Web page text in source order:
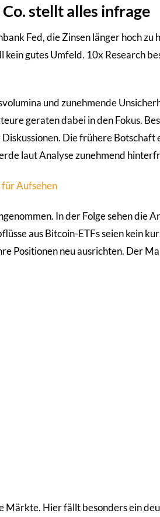
stellt alles infrage
Fed, die Zinsen länger hoch zu
gutes Umfeld. 10x Research
und zunehmende
geraten dabei in den Fokus.
Die frühere Botschaft
laut Analyse zunehmend
Aufsehen
In der Folge sehen die
aus Bitcoin-ETFs seien kein
Positionen neu ausrichten. Der
Märkte. Hier fällt besonders ein